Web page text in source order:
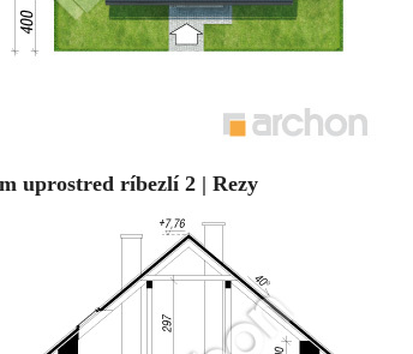
uprostred ríbezlí 2 | Rezy